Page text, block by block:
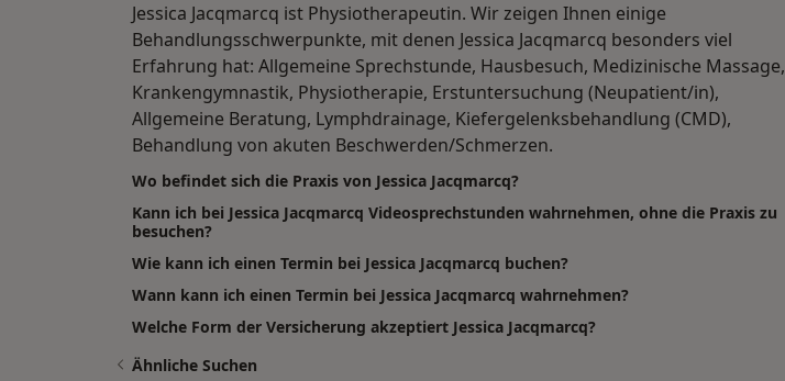
Jessica Jacqmarcq ist Physiotherapeutin. Wir zeigen Ihnen einige
Behandlungsschwerpunkte, mit denen Jessica Jacqmarcq besonders viel
Erfahrung hat: Allgemeine Sprechstunde, Hausbesuch, Medizinische Massage,
Krankengymnastik, Physiotherapie, Erstuntersuchung (Neupatient/in),
Allgemeine Beratung, Lymphdrainage, Kiefergelenksbehandlung (CMD),
Behandlung von akuten Beschwerden/Schmerzen.
Wo befindet sich die Praxis von Jessica Jacqmarcq?
Kann ich bei Jessica Jacqmarcq Videosprechstunden wahrnehmen, ohne die Praxis zu
besuchen?
Wie kann ich einen Termin bei Jessica Jacqmarcq buchen?
Wann kann ich einen Termin bei Jessica Jacqmarcq wahrnehmen?
Welche Form der Versicherung akzeptiert Jessica Jacqmarcq?
Ähnliche Suchen